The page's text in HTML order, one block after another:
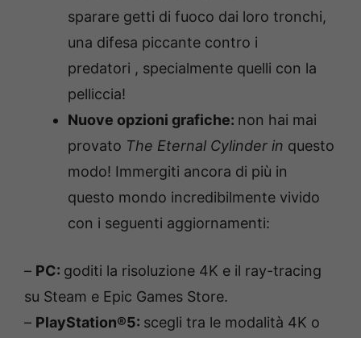
sparare getti di fuoco dai loro tronchi,
una difesa piccante contro i
predatori , specialmente quelli con la
pelliccia!
Nuove opzioni grafiche: non hai mai
provato The Eternal Cylinder in questo
modo! Immergiti ancora di più in
questo mondo incredibilmente vivido
con i seguenti aggiornamenti:
– PC: goditi la risoluzione 4K e il ray-tracing
su Steam e Epic Games Store.
– PlayStation®5: scegli tra le modalità 4K o